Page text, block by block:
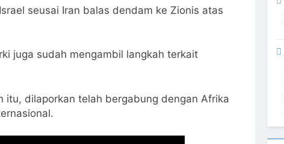
seusai Iran balas dendam ke Zionis atas
juga sudah mengambil langkah terkait
itu, dilaporkan telah bergabung dengan Afrika